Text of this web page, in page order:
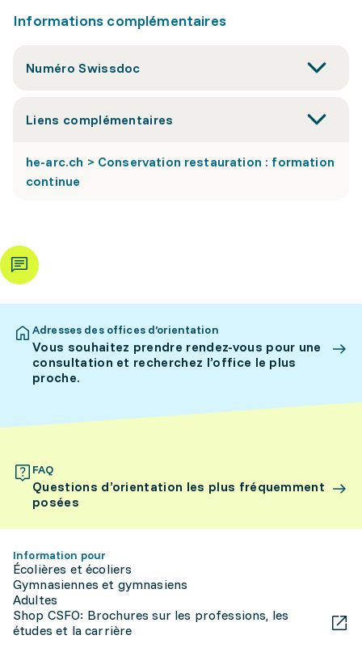
Informations complémentaires
Numéro Swissdoc
Liens complémentaires
he-arc.ch > Conservation restauration : formation
continue
Adresses des offices d’orientation
Vous souhaitez prendre rendez-vous pour une
consultation et recherchez l’office le plus
proche.
FAQ
Questions d’orientation les plus fréquemment
posées
Information pour
Écolières et écoliers
Gymnasiennes et gymnasiens
Adultes
Shop CSFO: Brochures sur les professions, les
études et la carrière